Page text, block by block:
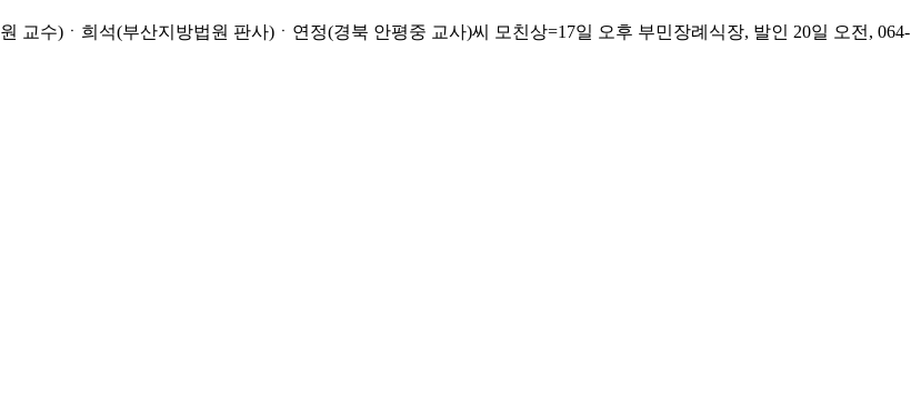
수)ㆍ희석(부산지방법원 판사)ㆍ연정(경북 안평중 교사)씨 모친상=17일 오후 부민장례식장, 발인 20일 오전, 064-